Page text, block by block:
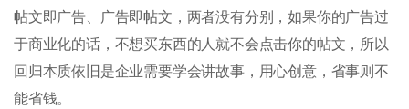
帖文即广告、广告即帖文，两者没有分别，如果你的广告过
于商业化的话，不想买东西的人就不会点击你的帖文，所以
回归本质依旧是企业需要学会讲故事，用心创意，省事则不
能省钱。